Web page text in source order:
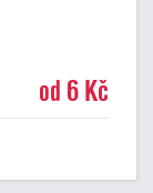
od 6 Kč